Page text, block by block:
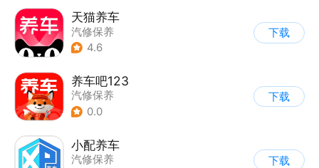
天猫养车
汽修保养
4.6
下载
养车吧123
汽修保养
0.0
下载
小配养车
汽修保养
下载